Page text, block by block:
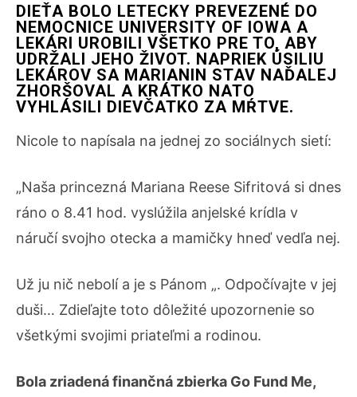
DIEŤA BOLO LETECKY PREVEZENÉ DO
NEMOCNICE UNIVERSITY OF IOWA A
LEKÁRI UROBILI VŠETKO PRE TO, ABY
UDRŽALI JEHO ŽIVOT. NAPRIEK ÚSILIU
LEKÁROV SA MARIANIN STAV NAĎALEJ
ZHORŠOVAL A KRÁTKO NATO
VYHLÁSILI DIEVČATKO ZA MŔTVE.
Nicole to napísala na jednej zo sociálnych sietí:
„Naša princezná Mariana Reese Sifritová si dnes
ráno o 8.41 hod. vyslúžila anjelské krídla v
náručí svojho otecka a mamičky hneď vedľa nej.
Už ju nič nebolí a je s Pánom „. Odpočívajte v jej
duši… Zdieľajte toto dôležité upozornenie so
všetkými svojimi priateľmi a rodinou.
Bola zriadená finančná zbierka Go Fund Me,